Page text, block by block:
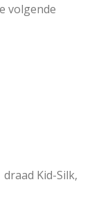
volgende
Kid-Silk,